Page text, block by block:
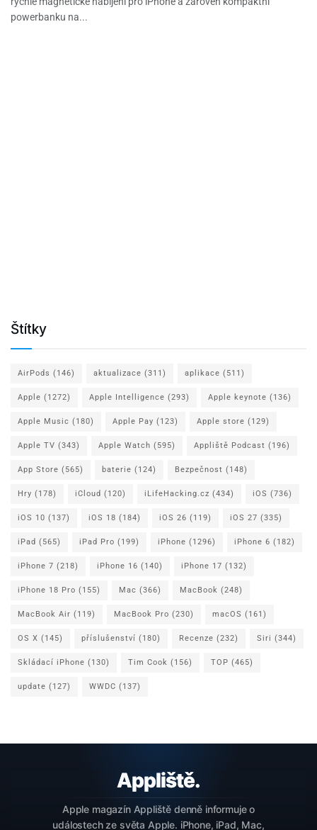
powerbanku na...
Štítky
AirPods (146) aktualizace (311) aplikace (511)
Apple (1272) Apple Intelligence (293) Apple keynote (136)
Apple Music (180) Apple Pay (123) Apple store (129)
Apple TV (343) Apple Watch (595) Appliště Podcast (196)
App Store (565) baterie (124) Bezpečnost (148)
Hry (178) iCloud (120) iLifeHacking.cz (434) iOS (736)
iOS 10 (137) iOS 18 (184) iOS 26 (119) iOS 27 (335)
iPad (565) iPad Pro (199) iPhone (1296) iPhone 6 (182)
iPhone 7 (218) iPhone 16 (140) iPhone 17 (132)
iPhone 18 Pro (155) Mac (366) MacBook (248)
MacBook Air (119) MacBook Pro (230) macOS (161)
OS X (145) příslušenství (180) Recenze (232) Siri (344)
Skládací iPhone (130) Tim Cook (156) TOP (465)
update (127) WWDC (137)
Apple magazín Appliště denně informuje o
událostech ze světa Apple. iPhone, iPad, Mac,